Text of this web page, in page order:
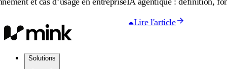
Lire l'article
Solutions